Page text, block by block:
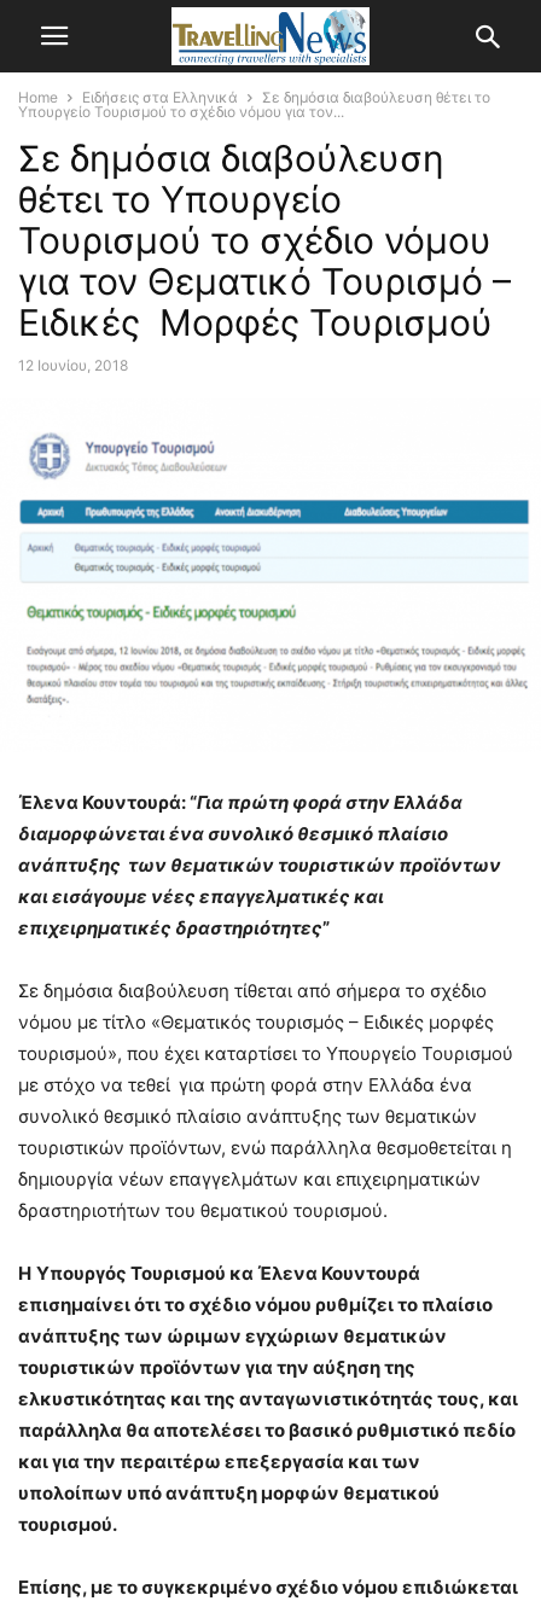
Home Ειδήσεις στα Ελληνικά
Σε δημόσια διαβούλευση θέτει το
Υπουργείο Τουρισμού το σχέδιο νόμου για τον...
Σε δημόσια διαβούλευση
θέτει το Υπουργείο
Τουρισμού το σχέδιο νόμου
για τον Θεματικό Τουρισμό –
Ειδικές Μορφές Τουρισμού
12 Ιουνίου, 2018
Έλενα Κουντουρά: “Για πρώτη φορά στην Ελλάδα
διαμορφώνεται ένα συνολικό θεσμικό πλαίσιο
ανάπτυξης των θεματικών τουριστικών προϊόντων
και εισάγουμε νέες επαγγελματικές και
επιχειρηματικές δραστηριότητες”
Σε δημόσια διαβούλευση τίθεται από σήμερα το σχέδιο
νόμου με τίτλο «Θεματικός τουρισμός – Ειδικές μορφές
τουρισμού», που έχει καταρτίσει το Υπουργείο Τουρισμού
με στόχο να τεθεί για πρώτη φορά στην Ελλάδα ένα
συνολικό θεσμικό πλαίσιο ανάπτυξης των θεματικών
τουριστικών προϊόντων, ενώ παράλληλα θεσμοθετείται η
δημιουργία νέων επαγγελμάτων και επιχειρηματικών
δραστηριοτήτων του θεματικού τουρισμού.
Η Υπουργός Τουρισμού κα Έλενα Κουντουρά
επισημαίνει ότι το σχέδιο νόμου ρυθμίζει το πλαίσιο
ανάπτυξης των ώριμων εγχώριων θεματικών
τουριστικών προϊόντων για την αύξηση της
ελκυστικότητας και της ανταγωνιστικότητάς τους, και
παράλληλα θα αποτελέσει το βασικό ρυθμιστικό πεδίο
και για την περαιτέρω επεξεργασία και των
υπολοίπων υπό ανάπτυξη μορφών θεματικού
τουρισμού.
Επίσης, με το συγκεκριμένο σχέδιο νόμου επιδιώκεται